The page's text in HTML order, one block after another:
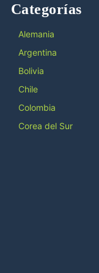
Categorías
Alemania
Argentina
Bolivia
Chile
Colombia
Corea del Sur